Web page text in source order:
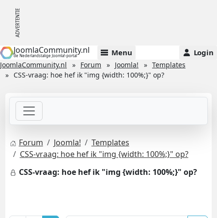
JoomlaCommunity.nl
de Nederlandstalige Joomla!-portal Menu Login
JoomlaCommunity.nl Forum Joomla!
Templates
CSS-vraag: hoe hef ik "img {width: 100%;}" op?
Forum Joomla!
Templates
CSS-vraag: hoe hef ik "img {width: 100%;}" op?
CSS-vraag: hoe hef ik "img {width: 100%;}" op?